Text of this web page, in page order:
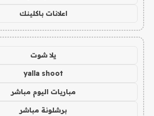
اعلانات باكلينك
يلا شوت
yalla shoot
مباريات اليوم مباشر
برشلونة مباشر